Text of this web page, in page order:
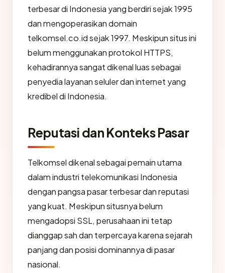
terbesar di Indonesia yang berdiri sejak 1995
dan mengoperasikan domain
telkomsel.co.id sejak 1997. Meskipun situs ini
belum menggunakan protokol HTTPS,
kehadirannya sangat dikenal luas sebagai
penyedia layanan seluler dan internet yang
kredibel di Indonesia.
Reputasi dan Konteks Pasar
Telkomsel dikenal sebagai pemain utama
dalam industri telekomunikasi Indonesia
dengan pangsa pasar terbesar dan reputasi
yang kuat. Meskipun situsnya belum
mengadopsi SSL, perusahaan ini tetap
dianggap sah dan terpercaya karena sejarah
panjang dan posisi dominannya di pasar
nasional.